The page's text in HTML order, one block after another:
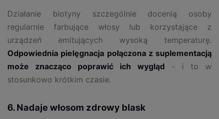
Działanie biotyny szczególnie docenią osoby
regularnie farbujące włosy lub korzystające z
urządzeń emitujących wysoką temperaturę.
Odpowiednia pielęgnacja połączona z suplementacją
może znacząco poprawić ich wygląd - i to w
stosunkowo krótkim czasie.
6. Nadaje włosom zdrowy blask